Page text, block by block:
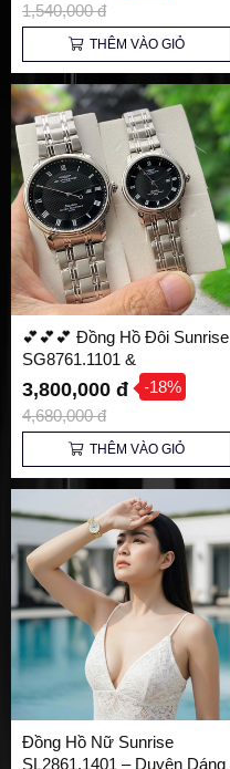
1,540,000 đ
THÊM VÀO GIỎ
💕💕💕 Đồng Hồ Đôi Sunrise
SG8761.1101 &
SL8761.1101: Minh Chứng
Tình Yêu Vượt Thời Gian
3,800,000 đ -18%
4,680,000 đ
THÊM VÀO GIỎ
Đồng Hồ Nữ Sunrise
SL2861.1401 – Duyên Dáng